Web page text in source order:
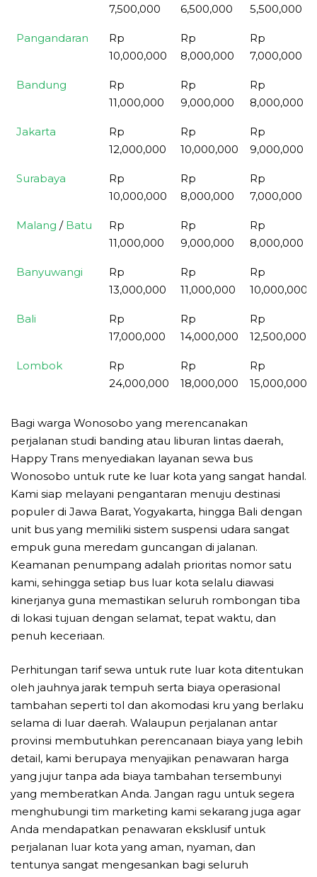
7,500,000
6,500,000
5,500,000
Pangandaran
Rp
10,000,000
Rp
8,000,000
Rp
7,000,000
Bandung
Rp
11,000,000
Rp
9,000,000
Rp
8,000,000
Jakarta
Rp
12,000,000
Rp
10,000,000
Rp
9,000,000
Surabaya
Rp
10,000,000
Rp
8,000,000
Rp
7,000,000
Malang / Batu
Rp
11,000,000
Rp
9,000,000
Rp
8,000,000
Banyuwangi
Rp
13,000,000
Rp
11,000,000
Rp
10,000,000
Bali
Rp
17,000,000
Rp
14,000,000
Rp
12,500,000
Lombok
Rp
24,000,000
Rp
18,000,000
Rp
15,000,000
Bagi warga Wonosobo yang merencanakan
perjalanan studi banding atau liburan lintas daerah,
Happy Trans menyediakan layanan sewa bus
Wonosobo untuk rute ke luar kota yang sangat handal.
Kami siap melayani pengantaran menuju destinasi
populer di Jawa Barat, Yogyakarta, hingga Bali dengan
unit bus yang memiliki sistem suspensi udara sangat
empuk guna meredam guncangan di jalanan.
Keamanan penumpang adalah prioritas nomor satu
kami, sehingga setiap bus luar kota selalu diawasi
kinerjanya guna memastikan seluruh rombongan tiba
di lokasi tujuan dengan selamat, tepat waktu, dan
penuh keceriaan.
Perhitungan tarif sewa untuk rute luar kota ditentukan
oleh jauhnya jarak tempuh serta biaya operasional
tambahan seperti tol dan akomodasi kru yang berlaku
selama di luar daerah. Walaupun perjalanan antar
provinsi membutuhkan perencanaan biaya yang lebih
detail, kami berupaya menyajikan penawaran harga
yang jujur tanpa ada biaya tambahan tersembunyi
yang memberatkan Anda. Jangan ragu untuk segera
menghubungi tim marketing kami sekarang juga agar
Anda mendapatkan penawaran eksklusif untuk
perjalanan luar kota yang aman, nyaman, dan
tentunya sangat mengesankan bagi seluruh